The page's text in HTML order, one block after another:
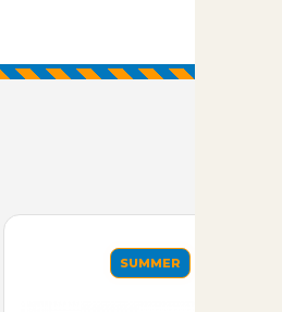
SUMMER